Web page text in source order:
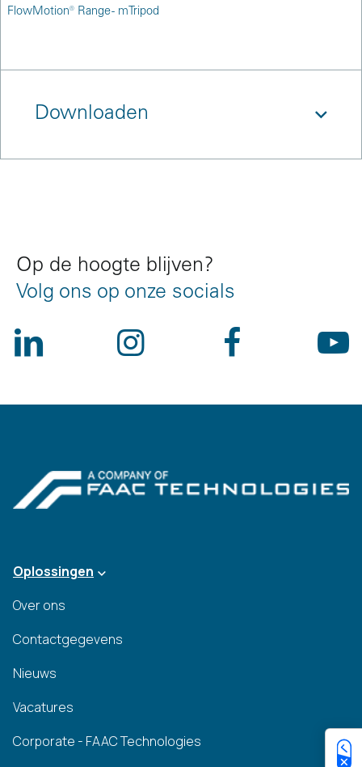
FlowMotion® Range - mTripod
Downloaden
Op de hoogte blijven?
Volg ons op onze socials
Oplossingen
Over ons
Contactgegevens
Nieuws
Vacatures
Corporate - FAAC Technologies